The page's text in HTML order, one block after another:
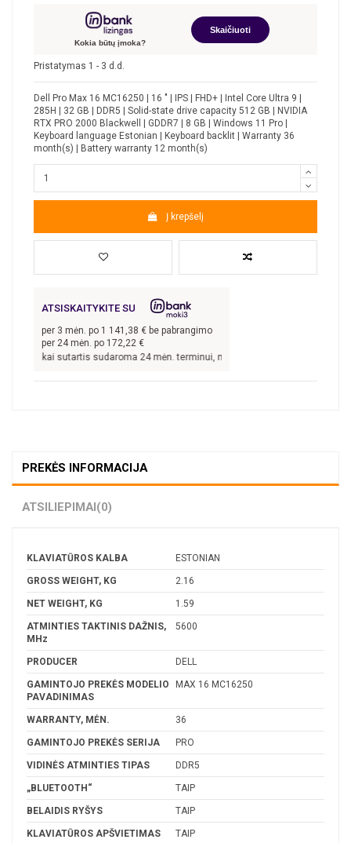
Kokia būtų įmoka?
Skaičiuoti
Pristatymas 1 - 3 d.d.
Dell Pro Max 16 MC16250 | 16 " | IPS | FHD+ | Intel Core Ultra 9 |
285H | 32 GB | DDR5 | Solid-state drive capacity 512 GB | NVIDIA
RTX PRO 2000 Blackwell | GDDR7 | 8 GB | Windows 11 Pro |
Keyboard language Estonian | Keyboard backlit | Warranty 36
month(s) | Battery warranty 12 month(s)
Į krepšelį
ATSISKAITYKITE SU
per 3 mėn. po 1 141,38 € be pabrangimo
per 24 mėn. po 172,22 €
€, kai sutartis sudaroma 24 mėn. terminui, metinė palūkanų norma –
PREKĖS INFORMACIJA
ATSILIEPIMAI(0)
KLAVIATŪROS KALBA ESTONIAN
GROSS WEIGHT, KG 2.16
NET WEIGHT, KG 1.59
ATMINTIES TAKTINIS DAŽNIS,
MHz
5600
PRODUCER DELL
GAMINTOJO PREKĖS MODELIO
PAVADINIMAS
MAX 16 MC16250
WARRANTY, MĖN. 36
GAMINTOJO PREKĖS SERIJA PRO
VIDINĖS ATMINTIES TIPAS DDR5
„BLUETOOTH“ TAIP
BELAIDIS RYŠYS TAIP
KLAVIATŪROS APŠVIETIMAS TAIP